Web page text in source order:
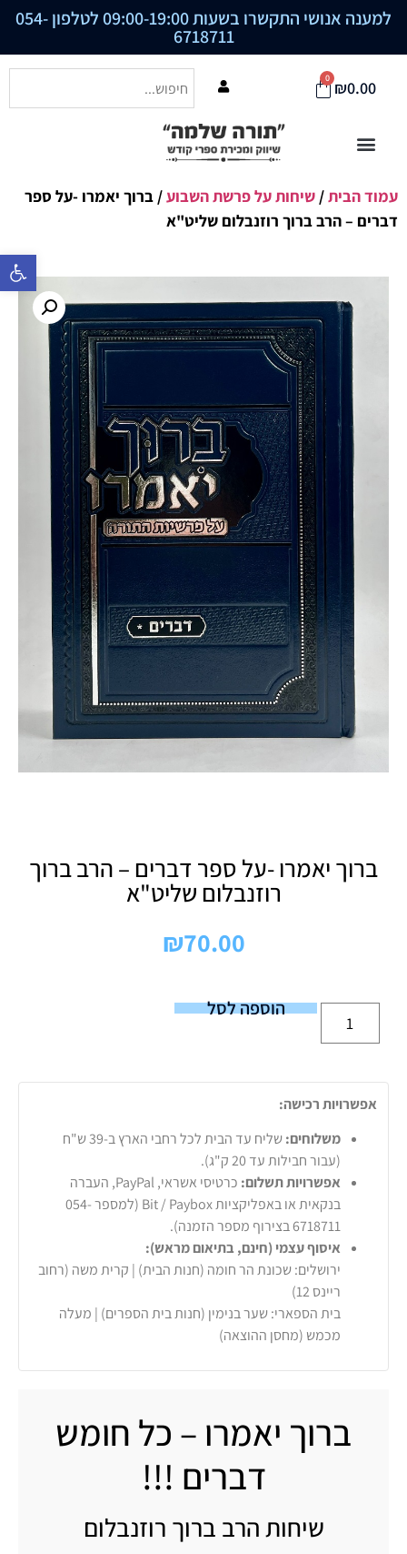
פתח סרגל
למענה אנושי התקשרו בשעות 09:00-19:00 לטלפון 054-
6718711
₪0.00
0
עמוד הבית/ שיחות על פרשת השבוע/ ברוך יאמרו -על ספר
דברים – הרב ברוך רוזנבלום שליט"א
ברוך יאמרו -על ספר דברים – הרב ברוך
רוזנבלום שליט"א
₪70.00
הוספה לסל
אפשרויות רכישה:
משלוחים:
שליח עד הבית לכל רחבי הארץ ב-39 ש"ח
(עבור חבילות עד 20 ק"ג).
אפשרויות תשלום:
כרטיסי אשראי, PayPal, העברה
בנקאית או באפליקציות Bit / Paybox (למספר 054-
6718711 בצירוף מספר הזמנה).
איסוף עצמי (חינם, בתיאום מראש):
ירושלים: שכונת הר חומה (חנות הבית) | קרית משה (רחוב
ריינס 12)
בית הספארי: שער בנימין (חנות בית הספרים) | מעלה
מכמש (מחסן ההוצאה)
ברוך יאמרו – כל חומש
דברים !!!
שיחות הרב ברוך רוזנבלום